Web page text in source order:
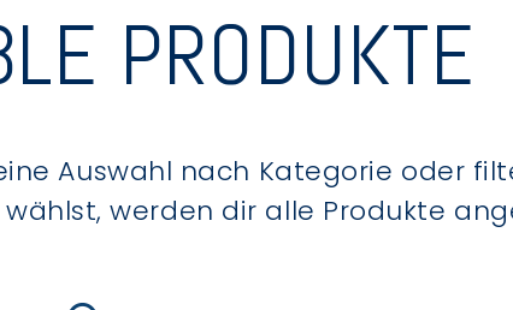
PRODUKTE
Auswahl nach Kategorie oder
werden dir alle Produkte